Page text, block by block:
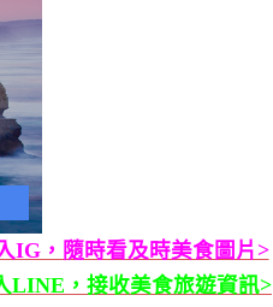
IG，隨時看及時美食圖片>
LINE，接收美食旅遊資訊>